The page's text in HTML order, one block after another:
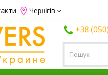
Чернігів
+38 (050)